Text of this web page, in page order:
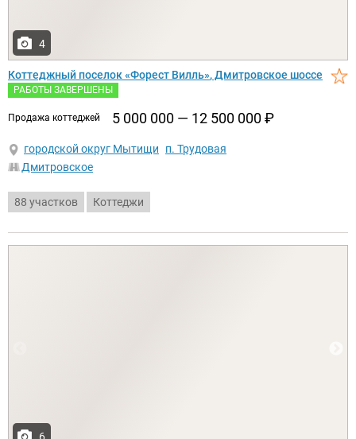
4
Коттеджный поселок Форест Вилль , Дмитровское шоссе
РАБОТЫ ЗАВЕРШЕНЫ
продажа коттеджей 5 000 000 — 12 500 000₽
городской округ Мытищи
п. Трудовая
Дмитровское
88 участков Коттеджи